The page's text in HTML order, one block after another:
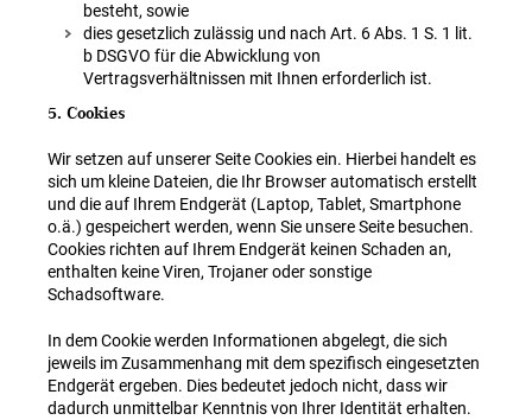
besteht, sowie
dies gesetzlich zulässig und nach Art. 6 Abs. 1 S. 1 lit.
b DSGVO für die Abwicklung von
Vertragsverhältnissen mit Ihnen erforderlich ist.
5. Cookies
Wir setzen auf unserer Seite Cookies ein. Hierbei handelt es
sich um kleine Dateien, die Ihr Browser automatisch erstellt
und die auf Ihrem Endgerät (Laptop, Tablet, Smartphone
o.ä.) gespeichert werden, wenn Sie unsere Seite besuchen.
Cookies richten auf Ihrem Endgerät keinen Schaden an,
enthalten keine Viren, Trojaner oder sonstige
Schadsoftware.
In dem Cookie werden Informationen abgelegt, die sich
jeweils im Zusammenhang mit dem spezifisch eingesetzten
Endgerät ergeben. Dies bedeutet jedoch nicht, dass wir
dadurch unmittelbar Kenntnis von Ihrer Identität erhalten.